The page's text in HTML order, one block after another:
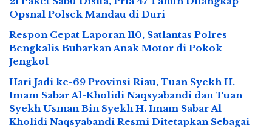
Opsnal Polsek Mandau di Duri
Respon Cepat Laporan 110, Satlantas Polres
Bengkalis Bubarkan Anak Motor di Pokok
Jengkol
Hari Jadi ke-69 Provinsi Riau, Tuan Syekh H.
Imam Sabar Al-Kholidi Naqsyabandi dan Tuan
Syekh Usman Bin Syekh H. Imam Sabar Al-
Kholidi Naqsyabandi Resmi Ditetapkan Sebagai